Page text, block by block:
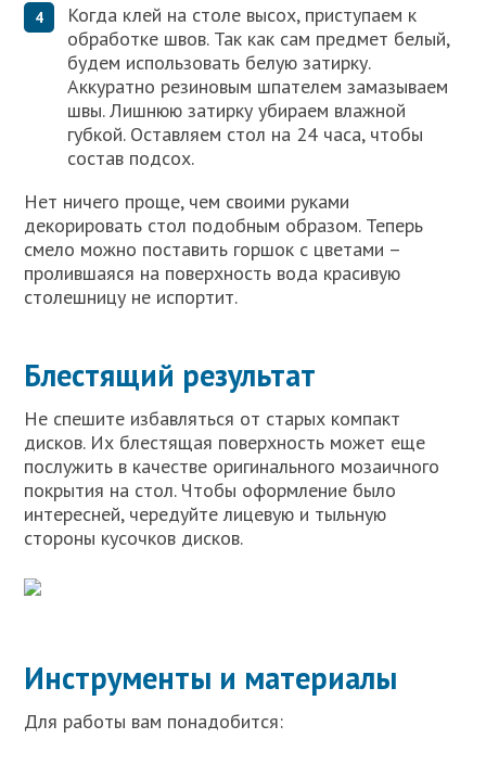
Когда клей на столе высох, приступаем к
обработке швов. Так как сам предмет белый,
будем использовать белую затирку.
Аккуратно резиновым шпателем замазываем
швы. Лишнюю затирку убираем влажной
губкой. Оставляем стол на 24 часа, чтобы
состав подсох.
Нет ничего проще, чем своими руками
декорировать стол подобным образом. Теперь
смело можно поставить горшок с цветами –
пролившаяся на поверхность вода красивую
столешницу не испортит.
Блестящий результат
Не спешите избавляться от старых компакт
дисков. Их блестящая поверхность может еще
послужить в качестве оригинального мозаичного
покрытия на стол. Чтобы оформление было
интересней, чередуйте лицевую и тыльную
стороны кусочков дисков.
Инструменты и материалы
Для работы вам понадобится: